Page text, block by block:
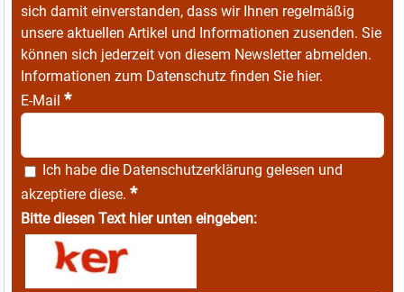
sich damit einverstanden, dass wir Ihnen regelmäßig
unsere aktuellen Artikel und Informationen zusenden. Sie
können sich jederzeit von diesem Newsletter abmelden.
Informationen zum Datenschutz finden Sie hier.
E-Mail *
Ich habe die Datenschutzerklärung gelesen und
akzeptiere diese. *
Bitte diesen Text hier unten eingeben: